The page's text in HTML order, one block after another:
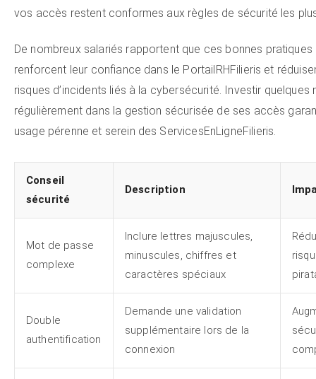
vos accès restent conformes aux règles de sécurité les
De nombreux salariés rapportent que ces bonnes pratiques
renforcent leur confiance dans le PortailRHFilieris et
risques d’incidents liés à la cybersécurité. Investir quelques
régulièrement dans la gestion sécurisée de ses accès
usage pérenne et serein des ServicesEnLigneFilieris.
Conseil
sécurité
Description
Mot de passe
complexe
Inclure lettres majuscules,
minuscules, chiffres et
caractères spéciaux
Double
authentification
Demande une validation
supplémentaire lors de la
connexion